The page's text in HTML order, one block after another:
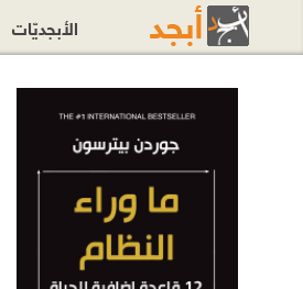
الأبجديّات